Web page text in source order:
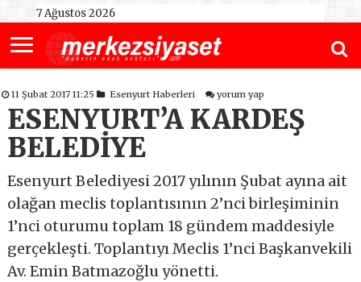
7 Ağustos 2026
11 Şubat 2017 11:25 Esenyurt Haberleri yorum yap
ESENYURT’A KARDEŞ
BELEDİYE
Esenyurt Belediyesi 2017 yılının Şubat ayına ait
olağan meclis toplantısının 2’nci birleşiminin
1’nci oturumu toplam 18 gündem maddesiyle
gerçekleşti. Toplantıyı Meclis 1’nci Başkanvekili
Av. Emin Batmazoğlu yönetti.